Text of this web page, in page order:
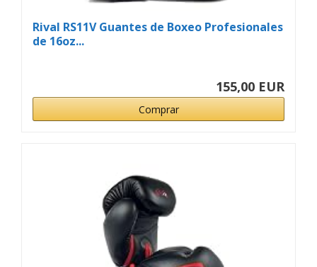
Rival RS11V Guantes de Boxeo Profesionales
de 16oz...
155,00 EUR
Comprar